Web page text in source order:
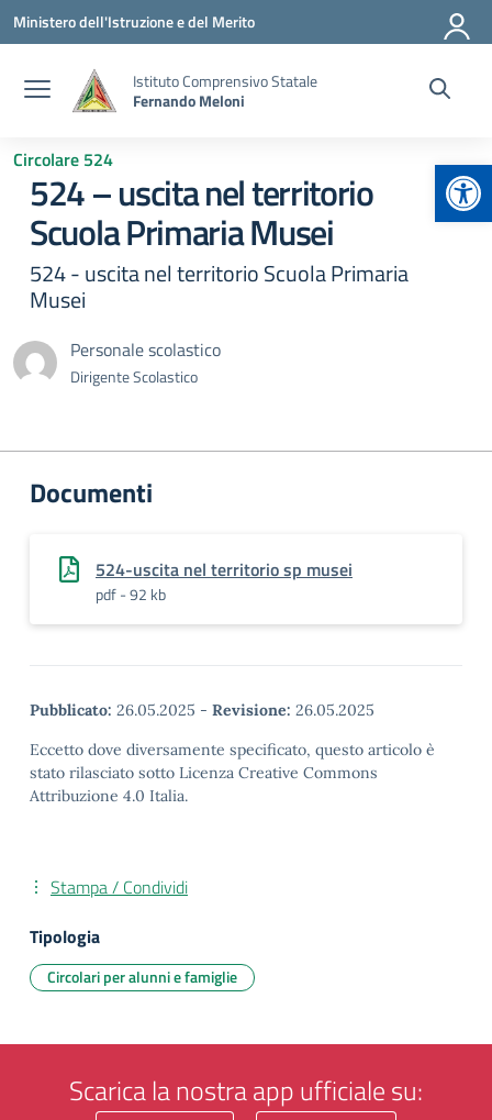
Vai ai contenuti
Vai al menu di navigazione
Vai al footer
Ministero dell'Istruzione e del Merito
Istituto Comprensivo Statale
Fernando Meloni
Circolare 524
524 – uscita nel territorio
Scuola Primaria Musei
524 - uscita nel territorio Scuola Primaria
Musei
Personale scolastico
Dirigente Scolastico
Documenti
524-uscita nel territorio sp musei
pdf - 92 kb
Pubblicato: 26.05.2025 - Revisione: 26.05.2025
Eccetto dove diversamente specificato, questo articolo è
stato rilasciato sotto Licenza Creative Commons
Attribuzione 4.0 Italia.
Stampa / Condividi
Tipologia
Circolari per alunni e famiglie
Scarica la nostra app ufficiale su: